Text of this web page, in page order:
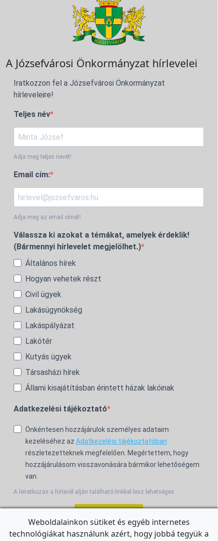
A Józsefvárosi Önkormányzat hírlevelei
Iratkozzon fel a Józsefvárosi Önkormányzat
hírleveleire!
Teljes név
Adja meg teljes nevét!
Email cím:
Adja meg az email címét!
Válassza ki azokat a témákat, amelyek érdeklik!
(Bármennyi hírlevelet megjelölhet.)
Általános hírek
Hogyan vehetek részt
Civil ügyek
Lakásügynökség
Lakáspályázat
Lakótér
Kutyás ügyek
Társasházi hírek
Állami kisajátításban érintett házak lakóinak
Adatkezelési tájékoztató
Önkéntesen hozzájárulok személyes adataim
kezeléséhez az Adatkezelési tájékoztatóban
részletezetteknek megfelelően. Megértettem, hogy
hozzájárulásom visszavonására bármikor lehetőségem
van.
A leiratkozás a hírlevél alján található linkkel lesz lehetséges.
Weboldalainkon sütiket és egyéb internetes
technológiákat használunk azért, hogy jobbá tegyük a